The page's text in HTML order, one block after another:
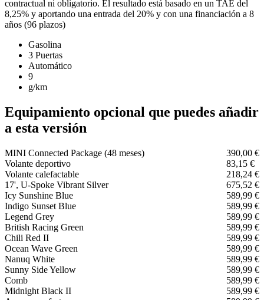
contractual ni obligatorio. El resultado está basado en un TAE del
8,25% y aportando una entrada del 20% y con una financiación a 8
años (96 plazos)
Gasolina
3 Puertas
Automático
9
g/km
Equipamiento opcional que puedes añadir
a esta versión
MINI Connected Package (48 meses)
390,00 €
Volante deportivo
83,15 €
Volante calefactable
218,24 €
17', U-Spoke Vibrant Silver
675,52 €
Icy Sunshine Blue
589,99 €
Indigo Sunset Blue
589,99 €
Legend Grey
589,99 €
British Racing Green
589,99 €
Chili Red II
589,99 €
Ocean Wave Green
589,99 €
Nanuq White
589,99 €
Sunny Side Yellow
589,99 €
Comb
589,99 €
Midnight Black II
589,99 €